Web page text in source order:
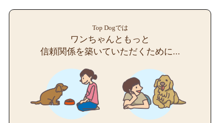
Top Dogでは
ワンちゃんともっと
信頼関係を築いていただくために...